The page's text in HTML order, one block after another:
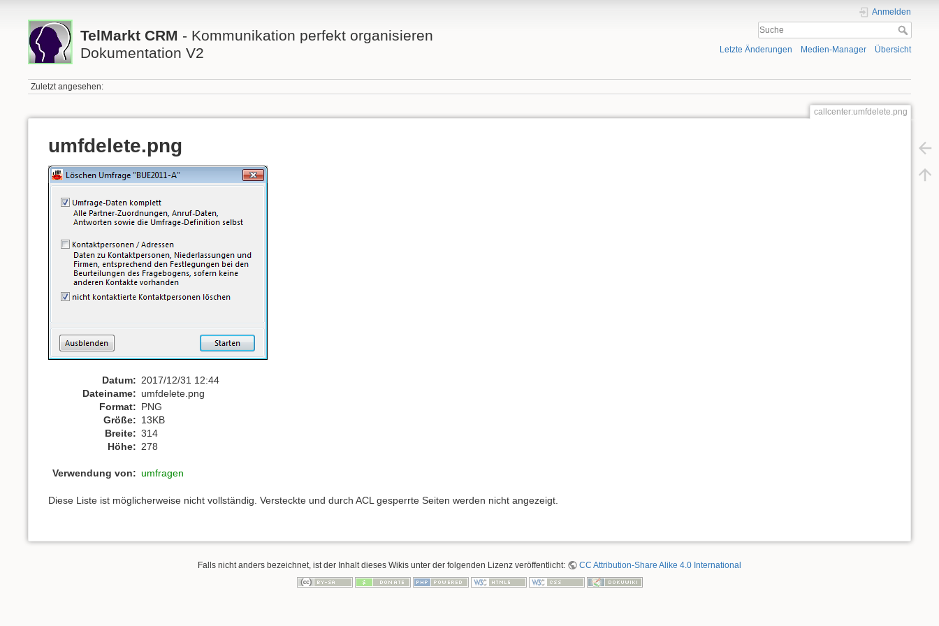
TelMarkt CRM - Kommunikation perfekt organisieren
Dokumentation V2
Anmelden
Letzte Änderungen Medien-Manager Übersicht
Zuletzt angesehen:
callcenter:umfdelete.png
umfdelete.png
Datum: 2017/12/31 12:44
Dateiname: umfdelete.png
Format: PNG
Größe: 13KB
Breite: 314
Höhe: 278
Verwendung von: umfragen
Diese Liste ist möglicherweise nicht vollständig. Versteckte und durch ACL gesperrte Seiten werden nicht angezeigt.
Falls nicht anders bezeichnet, ist der Inhalt dieses Wikis unter der folgenden Lizenz veröffentlicht: CC Attribution-Share Alike 4.0 International